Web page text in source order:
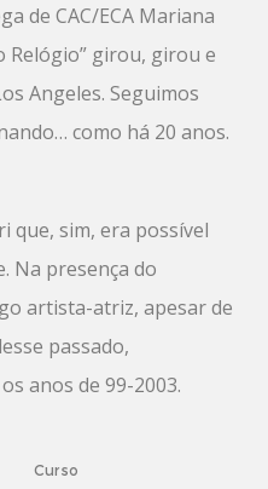
de CAC/ECA Mariana
Relógio” girou, girou e
Angeles. Seguimos
como há 20 anos.
que, sim, era possível
Na presença do
artista-atriz, apesar de
passado,
anos de 99-2003.
Curso